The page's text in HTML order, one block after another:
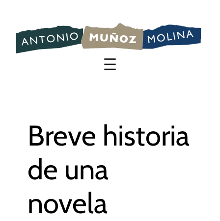
contenido
Breve historia
de una
novela